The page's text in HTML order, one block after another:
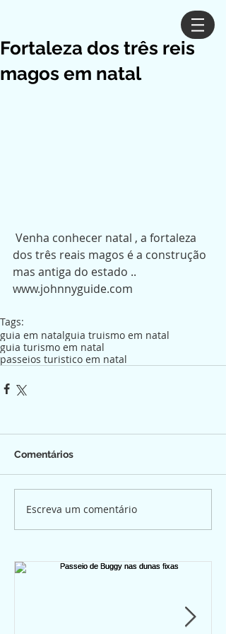
Fortaleza dos três reis
magos em natal
dos três reais magos é a construção
mas antiga do estado ..
www.johnnyguide.com
Tags:
guia em natalguia truismo em natal
guia turismo em natal
passeios turistico em natal
Comentários
Escreva um comentário